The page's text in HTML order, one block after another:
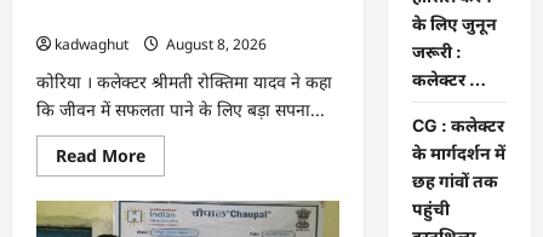
kadwaghut
August 8, 2026
कोरिया । कलेक्टर श्रीमती रोक्तिमा यादव ने कहा
कि जीवन में सफलता पाने के लिए बड़ा सपना...
Read MoreRead
more
CG
:
के लिए जुनून
जरूरी :
कलेक्टर …
CG : कलेक्टर
के मार्गदर्शन में
छह गांवों तक
पहुंची